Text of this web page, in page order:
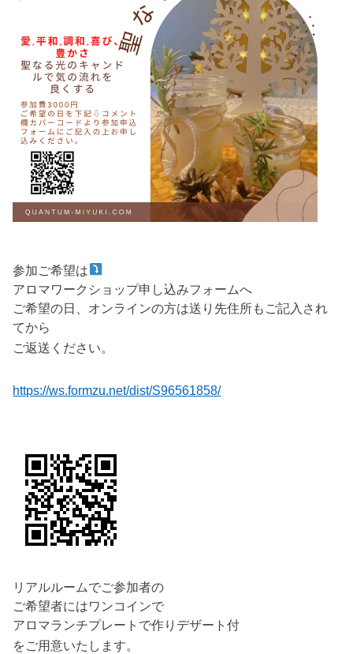
参加ご希望は
アロマワークショップ申し込みフォームへ
ご希望の日、オンラインの方は送り先住所もご記入され
てから
ご返送ください。
https://ws.formzu.net/dist/S96561858/
リアルルームでご参加者の
ご希望者にはワンコインで
アロマランチプレートで作りデザート付
をご用意いたします。